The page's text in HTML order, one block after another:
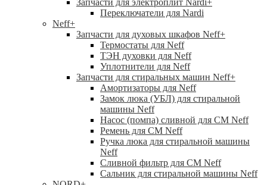
Запчасти для электроплит Nardi+
Переключатели для Nardi
Neff+
Запчасти для духовых шкафов Neff+
Термостаты для Neff
ТЭН духовки для Neff
Уплотнители для Neff
Запчасти для стиральных машин Neff+
Амортизаторы для Neff
Замок люка (УБЛ) для стиральной
машины Neff
Насос (помпа) сливной для СМ Neff
Ремень для СМ Neff
Ручка люка для стиральной машины
Neff
Сливной фильтр для СМ Neff
Сальник для стиральной машины Neff